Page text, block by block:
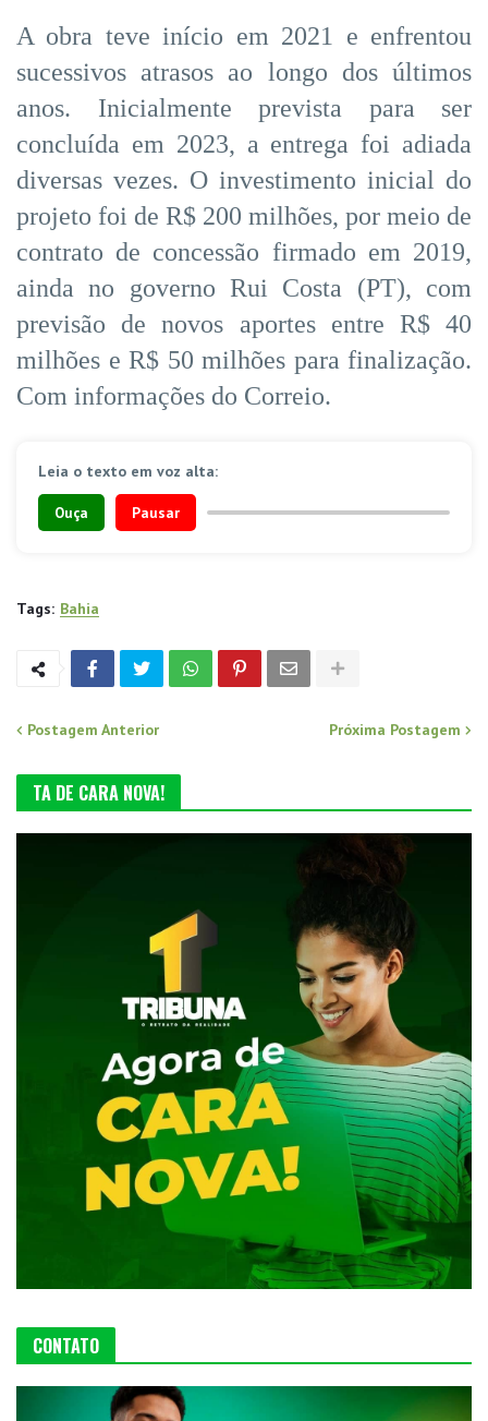
A obra teve início em 2021 e enfrentou
sucessivos atrasos ao longo dos últimos
anos. Inicialmente prevista para ser
concluída em 2023, a entrega foi adiada
diversas vezes. O investimento inicial do
projeto foi de R$ 200 milhões, por meio de
contrato de concessão firmado em 2019,
ainda no governo Rui Costa (PT), com
previsão de novos aportes entre R$ 40
milhões e R$ 50 milhões para finalização.
Com informações do Correio.
Leia o texto em voz alta:
Ouça Pausar
Tags: Bahia
Postagem Anterior Próxima Postagem
TA DE CARA NOVA!
CONTATO